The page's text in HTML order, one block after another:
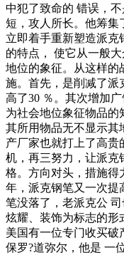
中犯了致命的 错误，
短，攻人所长。他筹集
立即着手重新塑造派克
的特点， 使它从一般
地位的象征。从这样的
施。首先，是削减了派
高了30 ％。其次增加
为社会地位象征物品的
其所用物品无不显示其
产厂家也就打上了高
机，再三努力，让派克
格。方向对头，措施得
年，派克钢笔又一次提
笔没落了，老派克公
炫耀、装饰为标志的形
美国有一位专门收买破
保罗?道弥尔，他是 一